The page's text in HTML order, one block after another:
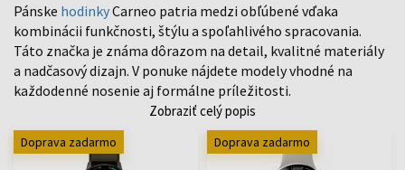
Pánske hodinkyCarneo patria medzi obľúbené vďaka
kombinácii funkčnosti, štýlu a spoľahlivého spracovania.
Táto značka je známa dôrazom na detail, kvalitné materiály
a nadčasový dizajn. V ponuke nájdete modely vhodné na
každodenné nosenie aj formálne príležitosti.
Zobraziť celý popis
Doprava zadarmo Doprava zadarmo